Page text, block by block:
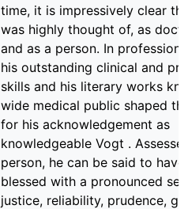
time, it is impressively clear
was highly thought of, as
and as a person. In
his outstanding clinical and
skills and his literary works
wide medical public shaped
for his acknowledgement as
knowledgeable Vogt .
person, he can be said to have
blessed with a pronounced
justice, reliability, prudence,